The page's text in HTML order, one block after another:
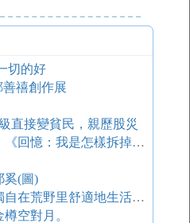
切的好
善禧創作展
直接變貧民，親歷股災
北京舊城的另一種回憶：《回憶：我是怎樣拆掉北京城墻的》
奚(圖)
白日夢解決方案：如何獨自在荒野里舒適地生活一年
空對月。